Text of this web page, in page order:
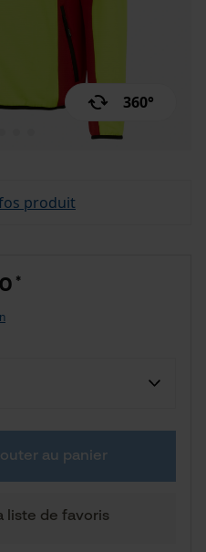
360°
produit
*
au panier
liste de favoris